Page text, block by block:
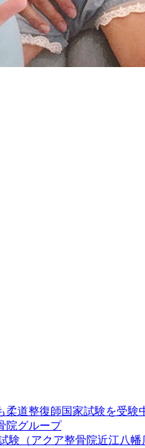
柔道整復師国家試験を受験
院グループ
験（アクア整骨院近江八幡